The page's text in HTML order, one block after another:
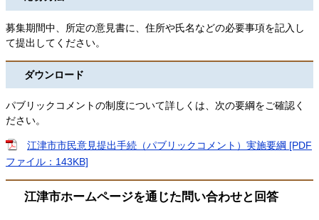
募集期間中、所定の意見書に、住所や氏名などの必要事項を記入し
て提出してください。
ダウンロード
パブリックコメントの制度について詳しくは、次の要綱をご確認く
ださい。
江津市市民意見提出手続（パブリックコメント）実施要綱 [PDF
ファイル：143KB]
江津市ホームページを通じた問い合わせと回答